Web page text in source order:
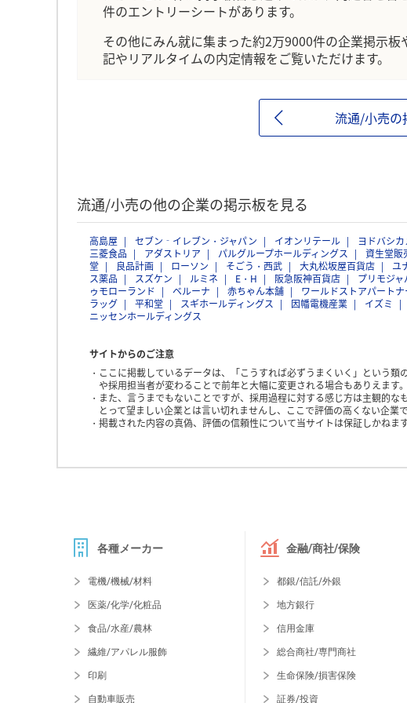
件のエントリーシートがあります。
その他にみん就に集まった約2万9000件の企業掲示
記やリアルタイムの内定情報をご覧いただけます。
流通/小売の
流通/小売の他の企業の掲示板を見る
高島屋 セブン‐イレブン・ジャパン イオンリテール ヨドバシカ
三菱食品
アダストリア パルグループホールディングス 資生堂販
堂
良品計画 ローソン そごう・西武 大丸松坂屋百貨店 ユ
ス薬品
スズケン ルミネ E・H 阪急阪神百貨店 プリモジャ
ゥモローランド
ベルーナ 赤ちゃん本舗 ワールドストアパートナ
ラッグ
平和堂 スギホールディングス 因幡電機産業 イズミ
ニッセンホールディングス
サイトからのご注意
ここに掲載しているデータは、「こうすれば必ずうまくいく」という
や採用担当者が変わることで前年と大幅に変更される場合もありえます。
また、言うまでもないことですが、採用過程に対する感じ方は主観的
とって望ましい企業とは言い切れませんし、ここで評価の高くない企業
掲載された内容の真偽、評価の信頼性について当サイトは保証しかねま
各種メーカー
電機/機械/材料
医薬/化学/化粧品
食品/水産/農林
繊維/アパレル服飾
印刷
自動車販売
金融/商社/保険
都銀/信託/外銀
地方銀行
信用金庫
総合商社/専門商社
生命保険/損害保険
証券/投資